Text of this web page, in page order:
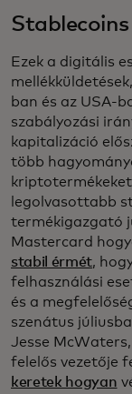
Ezek a digitális
ban és az USA-
szabályozási
kapitalizáció
több
legolvasottabb
termékigazgató
Mastercard
stabil érmét,
felhasználási
és a
szenátus
Jesse
felelős vezetője
keretek hogyan